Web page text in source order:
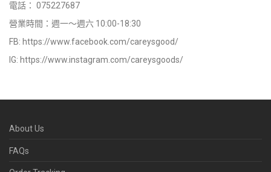
電話： 075227687
營業時間：週一～週六 10:00-18:30
FB: https://www.facebook.com/careysgood/
IG: https://www.instagram.com/careysgoods/
About Us
FAQs